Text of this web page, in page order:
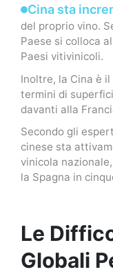
Cina sta
del proprio vino.
Paese si colloca
Paesi vitivinicoli.
Inoltre, la Cina è
termini di
davanti alla
Secondo gli
cinese sta
vinicola
la Spagna in
Le
Globali